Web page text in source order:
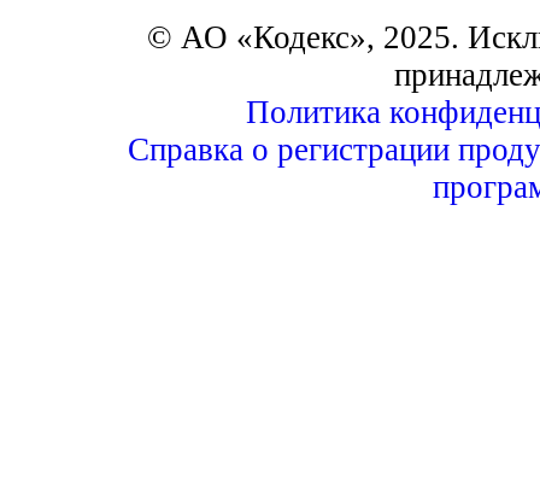
© АО «Кодекс», 2025.
Политика
Справка о регистрации